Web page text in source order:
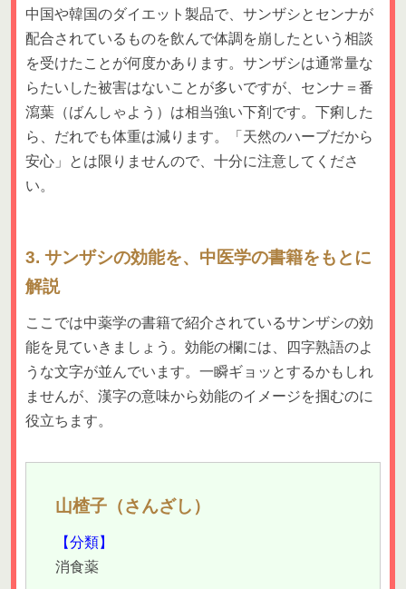
中国や韓国のダイエット製品で、サンザシとセンナが
配合されているものを飲んで体調を崩したという相談
を受けたことが何度かあります。サンザシは通常量な
らたいした被害はないことが多いですが、センナ＝番
瀉葉（ばんしゃよう）は相当強い下剤です。下痢した
ら、だれでも体重は減ります。「天然のハーブだから
安心」とは限りませんので、十分に注意してくださ
い。
3. サンザシの効能を、中医学の書籍をもとに
解説
ここでは中薬学の書籍で紹介されているサンザシの効
能を見ていきましょう。効能の欄には、四字熟語のよ
うな文字が並んでいます。一瞬ギョッとするかもしれ
ませんが、漢字の意味から効能のイメージを掴むのに
役立ちます。
山楂子（さんざし）
【分類】
消食薬